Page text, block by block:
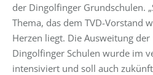
der Dingolfinger Grundschulen.
Thema, das dem TVD-Vorstand
Herzen liegt. Die Ausweitung
Dingolfinger Schulen wurde im
intensiviert und soll auch